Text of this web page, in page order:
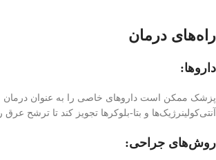
راه‌های درمان
داروها:
پزشک ممکن است داروهای خاصی را به عنوان درمان
آنتی‌کولینرژیک‌ها و بتا-بلوکرها تجویز کند تا ترشح
روش‌های جراحی: